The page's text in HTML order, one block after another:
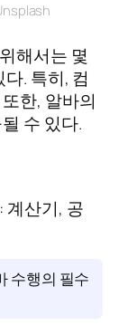
해서는 몇
. 특히, 컴
한, 알바의
수 있다.
계산기, 공
수행의 필수